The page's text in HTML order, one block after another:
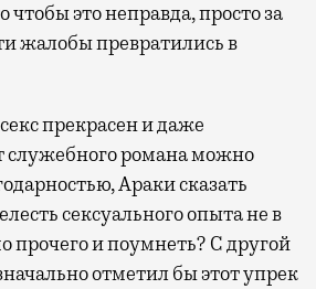
чтобы это неправда, просто за
жалобы превратились в
прекрасен и даже
романа можно
Араки сказать
сексуального опыта не в
прочего и поумнеть? С другой
отметил бы этот упрек